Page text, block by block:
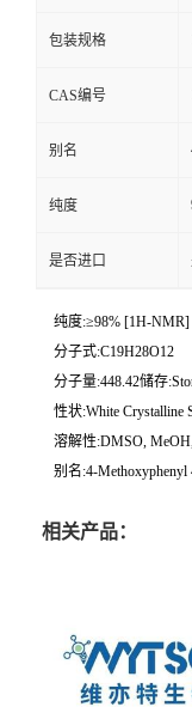
包装规格
CAS编号
别名
纯度
是否进口
纯度:≥98% [1H-NMR]
分子式:C19H28O12
分子量:448.42储存
性状:White Crystalline
溶解性:DMSO,
别名:4-Methoxyphenyl
相关产品：